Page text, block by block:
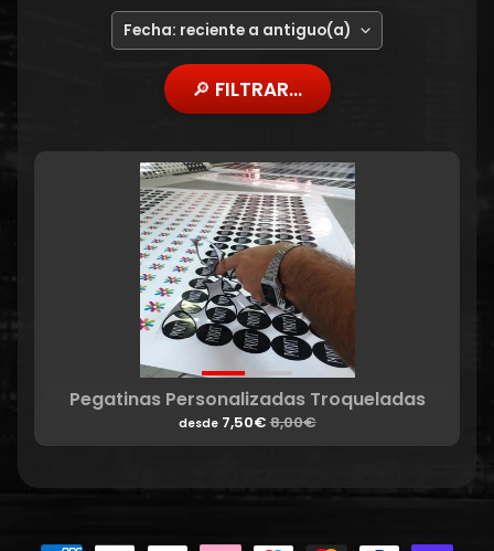
🔎 FILTRAR...
Pegatinas Personalizadas Troqueladas
desde 7,50€8,00€